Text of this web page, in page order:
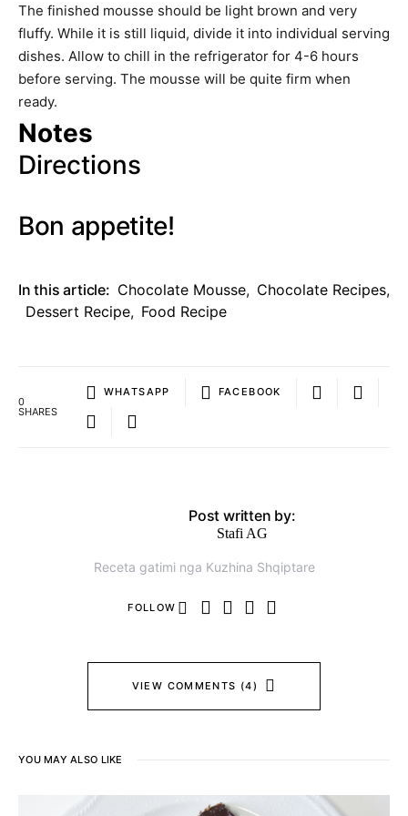
The finished mousse should be light brown and very
fluffy. While it is still liquid, divide it into individual serving
dishes. Allow to chill in the refrigerator for 4-6 hours
before serving. The mousse will be quite firm when
ready.
Notes
Directions
Bon appetite!
In this article: Chocolate Mousse, Chocolate Recipes,
Dessert Recipe, Food Recipe
0
SHARES
WHATSAPP FACEBOOK
Post written by:
Stafi AG
Receta gatimi nga Kuzhina Shqiptare
FOLLOW
VIEW COMMENTS (4)
YOU MAY ALSO LIKE